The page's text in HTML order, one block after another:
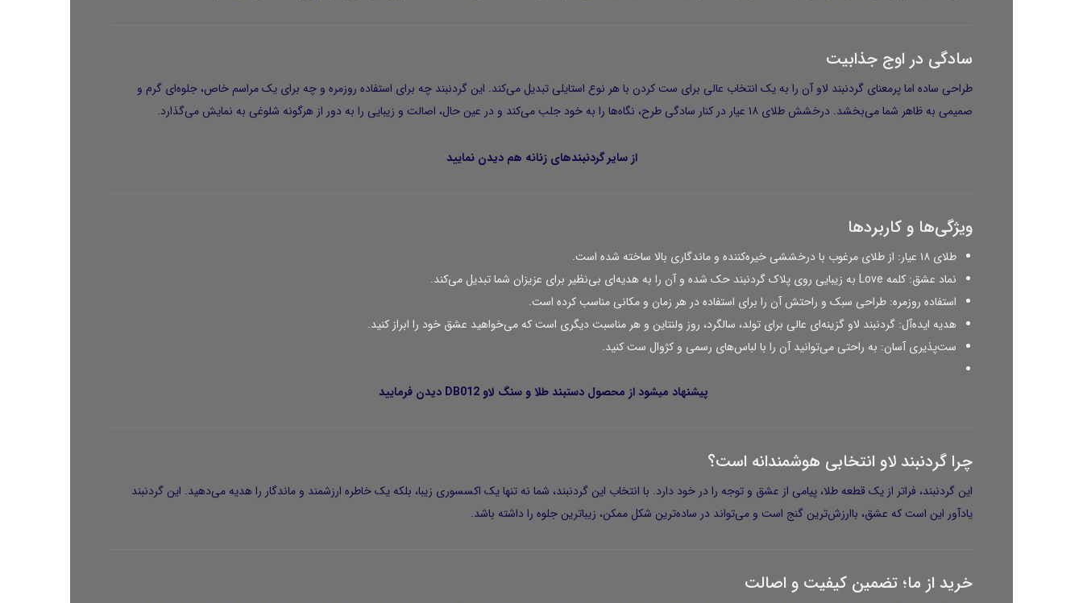
سادگی در اوج جذابیت
طراحی ساده اما پرمعنای گردنبند لاو آن را به یک انتخاب عالی برای ست کردن با هر نوع استایلی تبدیل می‌کند. این گردنبند چه برای استفاده روزمره و چه برای یک مراسم خاص، جلوه‌ای گرم و
صمیمی به ظاهر شما می‌بخشد. درخشش طلای ۱۸ عیار در کنار سادگی طرح، نگاه‌ها را به خود جلب می‌کند و در عین حال، اصالت و زیبایی را به دور از هرگونه شلوغی به نمایش می‌گذارد.
از سایرگردنبندهای زنانه هم دیدن نمایید
ویژگی‌ها و کاربردها
طلای ۱۸ عیار:
از طلای مرغوب با درخششی خیره‌کننده و ماندگاری بالا ساخته شده است.
نماد عشق: کلمه Love به زیبایی روی پلاک گردنبند حک شده و آن را به هدیه‌ای بی‌نظیر برای عزیزان شما تبدیل می‌کند.
استفاده روزمره: طراحی سبک و راحتش آن را برای استفاده در هر زمان و مکانی مناسب کرده است.
هدیه ایده‌آل: گردنبند لاو گزینه‌ای عالی برای تولد، سالگرد، روز ولنتاین و هر مناسبت دیگری است که می‌خواهید عشق خود را ابراز کنید.
ست‌پذیری آسان: به راحتی می‌توانید آن را با لباس‌های رسمی و کژوال ست کنید.
پیشنهاد میشود از محصولدستبند طلا و سنگ لاو DB012 دیدن فرمایید
چرا گردنبند لاو انتخابی هوشمندانه است؟
این گردنبند، فراتر از یک قطعه طلا، پیامی از عشق و توجه را در خود دارد. با انتخاب این گردنبند، شما نه تنها یک اکسسوری زیبا، بلکه یک خاطره ارزشمند و ماندگار را هدیه می‌دهید. این گردنبند
یادآور این است که عشق، باارزش‌ترین گنج است و می‌تواند در ساده‌ترین شکل ممکن، زیباترین جلوه را داشته باشد.
خرید از ما؛ تضمین کیفیت و اصالت